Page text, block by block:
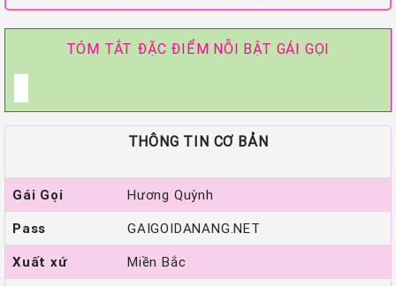
TÓM TẮT ĐẶC ĐIỂM NỖI BẬT GÁI GỌI
THÔNG TIN CƠ BẢN
Gái Gọi
Hương Quỳnh
Pass
GAIGOIDANANG.NET
Xuất xứ
Miền Bắc